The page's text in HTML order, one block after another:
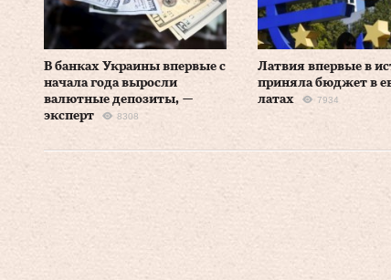
В банках Украины впервые с
начала года выросли
валютные депозиты, —
эксперт
8308
Латвия впервые в
приняла бюджет в
латах
7934